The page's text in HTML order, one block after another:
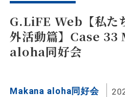
G.LiFE Web【私
外活動篇】Case
aloha同好会
Makana aloha同好会